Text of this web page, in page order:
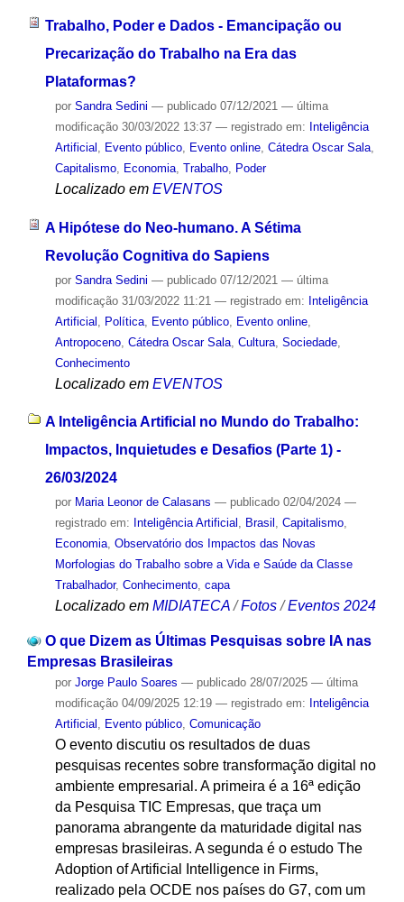
Trabalho, Poder e Dados - Emancipação ou
Precarização do Trabalho na Era das
Plataformas?
por Sandra Sedini — publicado07/12/2021 — última
modificação30/03/2022 13:37 — registrado em: Inteligência
Artificial , Evento público, Evento online, Cátedra Oscar Sala,
Capitalismo, Economia, Trabalho, Poder
Localizado em EVENTOS
A Hipótese do Neo-humano. A Sétima
Revolução Cognitiva do Sapiens
por Sandra Sedini — publicado07/12/2021 — última
modificação31/03/2022 11:21 — registrado em: Inteligência
Artificial
Política, Evento público, Evento online,
Antropoceno, Cátedra Oscar Sala, Cultura, Sociedade,
Conhecimento
Localizado em EVENTOS
A Inteligência Artificial no Mundo do Trabalho:
Impactos, Inquietudes e Desafios (Parte 1) -
26/03/2024
por Maria Leonor de Calasans — publicado02/04/2024 —
registrado em: Inteligência Artificial , Brasil , Capitalismo,
Economia, Observatório dos Impactos das Novas
Morfologias do Trabalho sobre a Vida e Saúde da Classe
Trabalhador, Conhecimento, capa
Localizado em MIDIATECA /Fotos /Eventos 2024
O que Dizem as Últimas Pesquisas sobre IA nas
Empresas Brasileiras
por Jorge Paulo Soares — publicado28/07/2025 — última
modificação04/09/2025 12:19 — registrado em: Inteligência
Artificial , Evento público, Comunicação
O evento discutiu os resultados de duas
pesquisas recentes sobre transformação digital no
ambiente empresarial. A primeira é a 16ª edição
da Pesquisa TIC Empresas, que traça um
panorama abrangente da maturidade digital nas
empresas brasileiras. A segunda é o estudo The
Adoption of Artificial Intelligence in Firms,
realizado pela OCDE nos países do G7, com um